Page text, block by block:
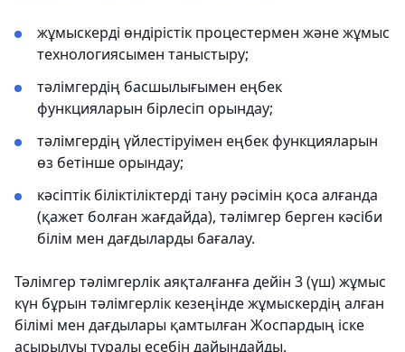
жұмыскерді өндірістік процестермен және жұмыс
технологиясымен таныстыру;
тәлімгердің басшылығымен еңбек
функцияларын бірлесіп орындау;
тәлімгердің үйлестіруімен еңбек функцияларын
өз бетінше орындау;
кәсіптік біліктіліктерді тану рәсімін қоса алғанда
(қажет болған жағдайда), тәлімгер берген кәсіби
білім мен дағдыларды бағалау.
Тәлімгер тәлімгерлік аяқталғанға дейін 3 (үш) жұмыс
күн бұрын тәлімгерлік кезеңінде жұмыскердің алған
білімі мен дағдылары қамтылған Жоспардың іске
асырылуы туралы есебін дайындайды.